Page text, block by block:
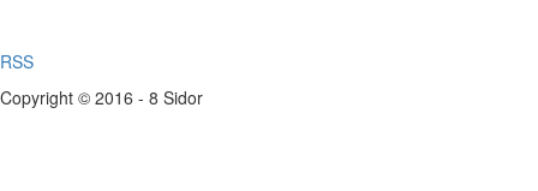
RSS
Copyright © 2016 - 8 Sidor